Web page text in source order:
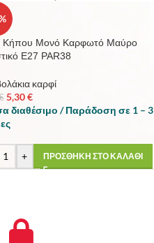
Κήπου Μονό Καρφωτό Μαύρο
E27 PAR38
καρφί
5,30€
διαθέσιμο / Παράδοση σε 1 – 3
+ ΠΡΟΣΘΗΚΗ ΣΤΟ ΚΑΛΑΘΙ